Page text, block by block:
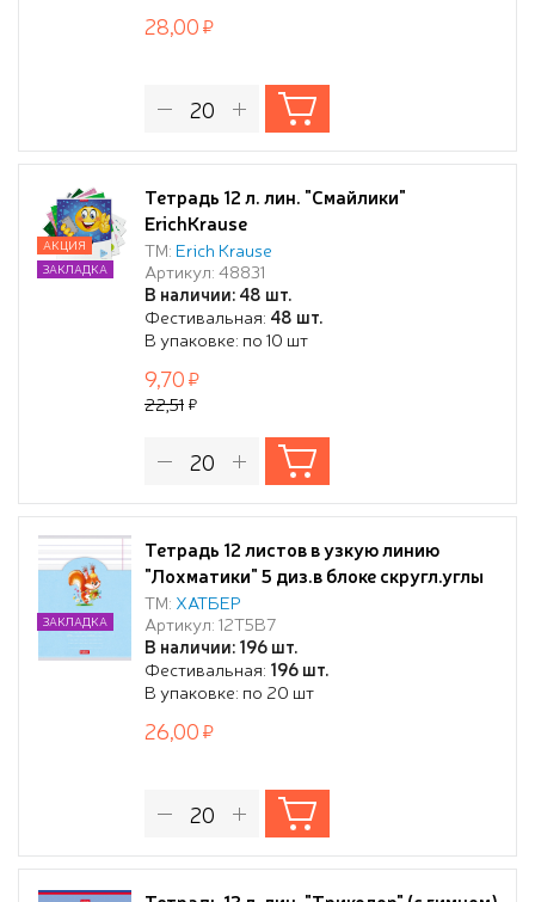
28,00
Тетрадь 12 л. лин. "Смайлики"
ErichKrause
ТМ: Erich Krause
Артикул: 48831
В наличии: 48 шт.
Фестивальная: 48 шт.
В упаковке: по 10 шт
АКЦИЯ
ЗАКЛАДКА
9,70
22,51
Тетрадь 12 листов в узкую линию
"Лохматики" 5 диз.в блоке скругл.углы
ТМ: ХАТБЕР
Артикул: 12Т5В7
В наличии: 196 шт.
Фестивальная: 196 шт.
В упаковке: по 20 шт
ЗАКЛАДКА
26,00